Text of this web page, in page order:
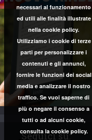
Seguici su:
necessari al funzionamento
ed utili alle finalità illustrate
nella cookie policy.
Utilizziamo i cookie di terze
parti per personalizzare i
contenuti e gli annunci,
fornire le funzioni dei social
media e analizzare il nostro
traffico. Se vuoi saperne di
più o negare il consenso a
tutti o ad alcuni cookie,
consulta la cookie policy.